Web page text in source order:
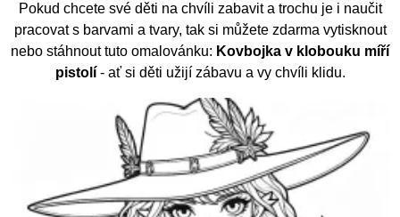
Pokud chcete své děti na chvíli zabavit a trochu je i naučit
pracovat s barvami a tvary, tak si můžete zdarma vytisknout
nebo stáhnout tuto omalovánku: Kovbojka v klobouku míří
pistolí- ať si děti užijí zábavu a vy chvíli klidu.